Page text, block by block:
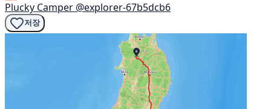
Plucky Camper @explorer-67b5dcb6
저장